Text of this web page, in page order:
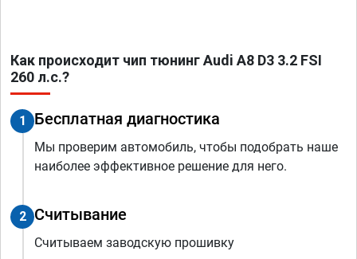
Как происходит чип тюнинг Audi A8 D3 3.2 FSI
260 л.с.?
1 Бесплатная диагностика
Мы проверим автомобиль, чтобы подобрать наше
наиболее эффективное решение для него.
2 Считывание
Считываем заводскую прошивку